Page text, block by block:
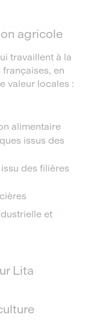
agricole
travaillent à la
en
valeur locales :
alimentaire
issus des
des filières
et
Lita